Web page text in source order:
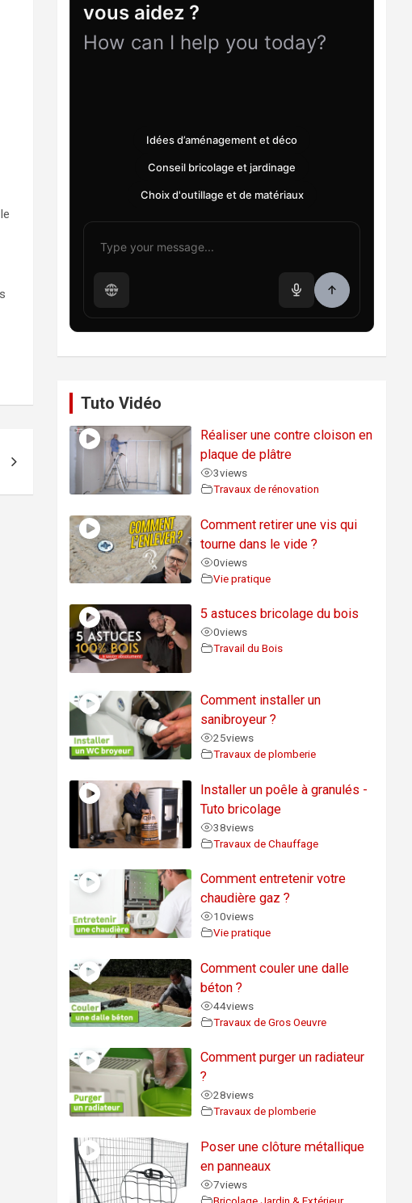
vous aidez ?
How can I help you today?
Idées d’aménagement et déco
Conseil bricolage et jardinage
Choix d'outillage et de matériaux
Tuto Vidéo
Réaliser une contre cloison en
plaque de plâtre
3views
Travaux de rénovation
Comment retirer une vis qui
tourne dans le vide ?
0views
Vie pratique
5 astuces bricolage du bois
0views
Travail du Bois
Comment installer un
sanibroyeur ?
25views
Travaux de plomberie
Installer un poêle à granulés -
Tuto bricolage
38views
Travaux de Chauffage
Comment entretenir votre
chaudière gaz ?
10views
Vie pratique
Comment couler une dalle
béton ?
44views
Travaux de Gros Oeuvre
Comment purger un radiateur
?
28views
Travaux de plomberie
Poser une clôture métallique
en panneaux
7views
Bricolage Jardin & Extérieur